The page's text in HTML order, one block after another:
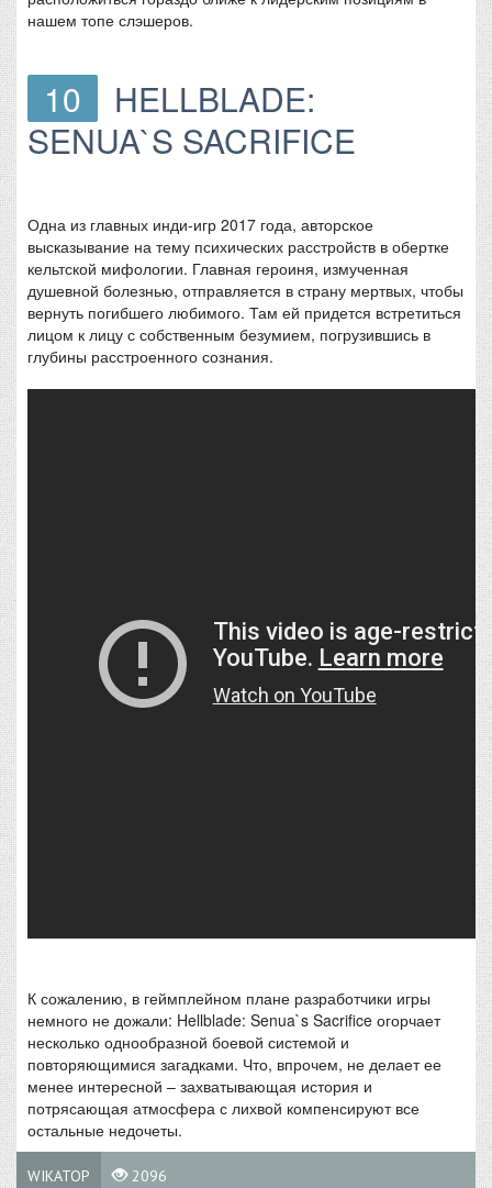
нашем топе слэшеров.
10
HELLBLADE:
SENUA`S SACRIFICE
Одна из главных инди-игр 2017 года, авторское
высказывание на тему психических расстройств в обертке
кельтской мифологии. Главная героиня, измученная
душевной болезнью, отправляется в страну мертвых, чтобы
вернуть погибшего любимого. Там ей придется встретиться
лицом к лицу с собственным безумием, погрузившись в
глубины расстроенного сознания.
К сожалению, в геймплейном плане разработчики игры
немного не дожали: Hellblade: Senua`s Sacrifice огорчает
несколько однообразной боевой системой и
повторяющимися загадками. Что, впрочем, не делает ее
менее интересной – захватывающая история и
потрясающая атмосфера с лихвой компенсируют все
остальные недочеты.
WIKATOP 2096